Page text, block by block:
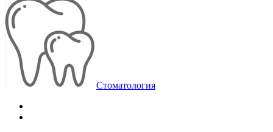
Стоматология